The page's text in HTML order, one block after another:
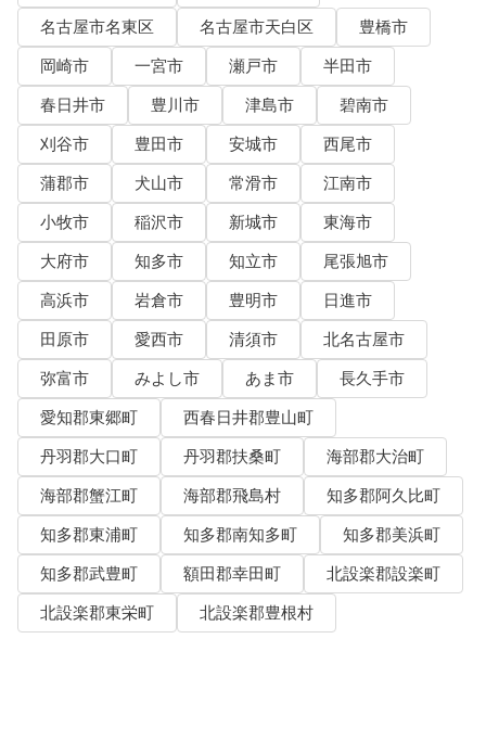
名古屋市名東区
名古屋市天白区
豊橋市
岡崎市
一宮市 瀬戸市
半田市
春日井市
豊川市 津島市
碧南市
刈谷市
豊田市 安城市
西尾市
蒲郡市
犬山市 常滑市
江南市
小牧市
稲沢市 新城市
東海市
大府市
知多市 知立市
尾張旭市
高浜市
岩倉市 豊明市
日進市
田原市
愛西市 清須市
北名古屋市
弥富市
みよし市 あま市
長久手市
愛知郡東郷町
西春日井郡豊山町
丹羽郡大口町
丹羽郡扶桑町
海部郡大治町
海部郡蟹江町
海部郡飛島村
知多郡阿久比町
知多郡東浦町
知多郡南知多町
知多郡美浜町
知多郡武豊町
額田郡幸田町
北設楽郡設楽町
北設楽郡東栄町
北設楽郡豊根村